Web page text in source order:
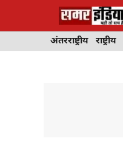
अंतरराष्ट्रीय राष्ट्रीय